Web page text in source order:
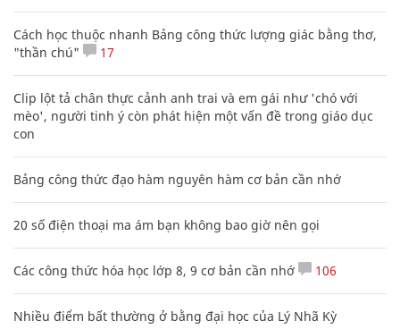
Cách học thuộc nhanh Bảng công thức lượng giác bằng thơ,
"thần chú"
17
Clip lột tả chân thực cảnh anh trai và em gái như 'chó với
mèo', người tinh ý còn phát hiện một vấn đề trong giáo dục
con
Bảng công thức đạo hàm nguyên hàm cơ bản cần nhớ
20 số điện thoại ma ám bạn không bao giờ nên gọi
Các công thức hóa học lớp 8, 9 cơ bản cần nhớ 106
Nhiều điểm bất thường ở bằng đại học của Lý Nhã Kỳ